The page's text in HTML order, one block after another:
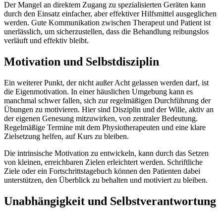
Der Mangel an direktem Zugang zu spezialisierten Geräten kann
durch den Einsatz einfacher, aber effektiver Hilfsmittel ausgeglichen
werden. Gute Kommunikation zwischen Therapeut und Patient ist
unerlässlich, um sicherzustellen, dass die Behandlung reibungslos
verläuft und effektiv bleibt.
Motivation und Selbstdisziplin
Ein weiterer Punkt, der nicht außer Acht gelassen werden darf, ist
die Eigenmotivation. In einer häuslichen Umgebung kann es
manchmal schwer fallen, sich zur regelmäßigen Durchführung der
Übungen zu motivieren. Hier sind Disziplin und der Wille, aktiv an
der eigenen Genesung mitzuwirken, von zentraler Bedeutung.
Regelmäßige Termine mit dem Physiotherapeuten und eine klare
Zielsetzung helfen, auf Kurs zu bleiben.
Die intrinsische Motivation zu entwickeln, kann durch das Setzen
von kleinen, erreichbaren Zielen erleichtert werden. Schriftliche
Ziele oder ein Fortschrittstagebuch können den Patienten dabei
unterstützen, den Überblick zu behalten und motiviert zu bleiben.
Unabhängigkeit und Selbstverantwortung